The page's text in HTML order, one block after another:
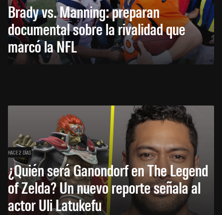
Brady vs. Manning: preparan
documental sobre la rivalidad que
marcó la NFL
HACE 2 DÍAS
¿Quién será Ganondorf en The Legend
of Zelda? Un nuevo reporte señala al
actor Uli Latukefu